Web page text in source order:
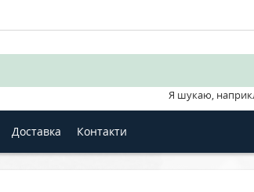
Я шукаю,
Доставка Контакти